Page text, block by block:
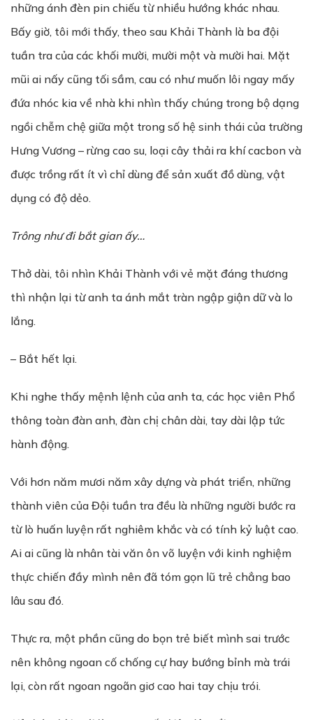
những ánh đèn pin chiếu từ nhiều hướng khác nhau.
Bấy giờ, tôi mới thấy, theo sau Khải Thành là ba đội
tuần tra của các khối mười, mười một và mười hai. Mặt
mũi ai nấy cũng tối sầm, cau có như muốn lôi ngay mấy
đứa nhóc kia về nhà khi nhìn thấy chúng trong bộ dạng
ngồi chễm chệ giữa một trong số hệ sinh thái của trường
Hưng Vương – rừng cao su, loại cây thải ra khí cacbon và
được trồng rất ít vì chỉ dùng để sản xuất đồ dùng, vật
dụng có độ dẻo.
Trông nhưđi bắt gian ấy…
Thở dài, tôi nhìn Khải Thành với vẻ mặt đáng thương
thì nhận lại từ anh ta ánh mắt tràn ngập giận dữ và lo
lắng.
– Bắt hết lại.
Khi nghe thấy mệnh lệnh của anh ta, các học viên Phổ
thông toàn đàn anh, đàn chị chân dài, tay dài lập tức
hành động.
Với hơn năm mươi năm xây dựng và phát triển, những
thành viên của Đội tuần tra đều là những người bước ra
từ lò huấn luyện rất nghiêm khắc và có tính kỷ luật cao.
Ai ai cũng là nhân tài văn ôn võ luyện với kinh nghiệm
thực chiến đầy mình nên đã tóm gọn lũ trẻ chẳng bao
lâu sau đó.
Thực ra, một phần cũng do bọn trẻ biết mình sai trước
nên không ngoan cố chống cự hay bướng bỉnh mà trái
lại, còn rất ngoan ngoãn giơ cao hai tay chịu trói.